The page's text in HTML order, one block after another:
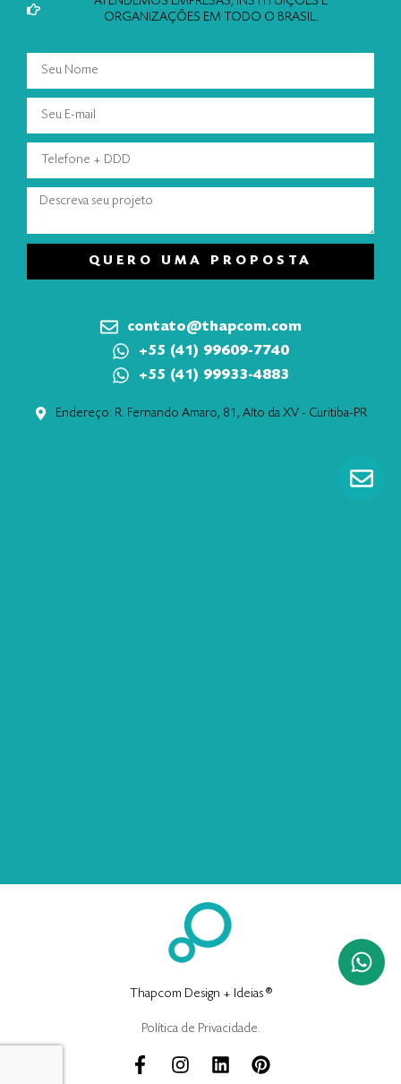
ORGANIZAÇÕES EM TODO O BRASIL.
QUERO UMA PROPOSTA
contato@thapcom.com
+55 (41) 99609-7740
+55 (41) 99933-4883
Endereço: R. Fernando Amaro, 81, Alto da XV - Curitiba-PR
Thapcom Design + Ideias ®
Política de Privacidade.